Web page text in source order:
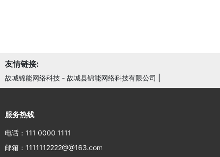
友情链接:
故城锦能网络科技 - 故城县锦能网络科技有限公司
服务热线
电话：111 0000 1111
邮箱：1111112222@@163.com